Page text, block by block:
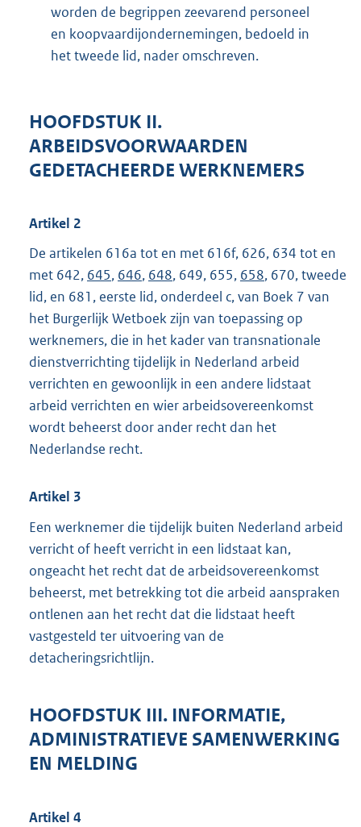
worden de begrippen zeevarend personeel
en koopvaardijondernemingen, bedoeld in
het tweede lid, nader omschreven.
HOOFDSTUK II.
ARBEIDSVOORWAARDEN
GEDETACHEERDE WERKNEMERS
Artikel 2
De artikelen 616a tot en met 616f, 626, 634 tot en
met 642, 645, 646, 648, 649, 655, 658, 670, tweede
lid, en 681, eerste lid, onderdeel c, van Boek 7 van
het Burgerlijk Wetboek zijn van toepassing op
werknemers, die in het kader van transnationale
dienstverrichting tijdelijk in Nederland arbeid
verrichten en gewoonlijk in een andere lidstaat
arbeid verrichten en wier arbeidsovereenkomst
wordt beheerst door ander recht dan het
Nederlandse recht.
Artikel 3
Een werknemer die tijdelijk buiten Nederland arbeid
verricht of heeft verricht in een lidstaat kan,
ongeacht het recht dat de arbeidsovereenkomst
beheerst, met betrekking tot die arbeid aanspraken
ontlenen aan het recht dat die lidstaat heeft
vastgesteld ter uitvoering van de
detacheringsrichtlijn.
HOOFDSTUK III. INFORMATIE,
ADMINISTRATIEVE SAMENWERKING
EN MELDING
Artikel 4